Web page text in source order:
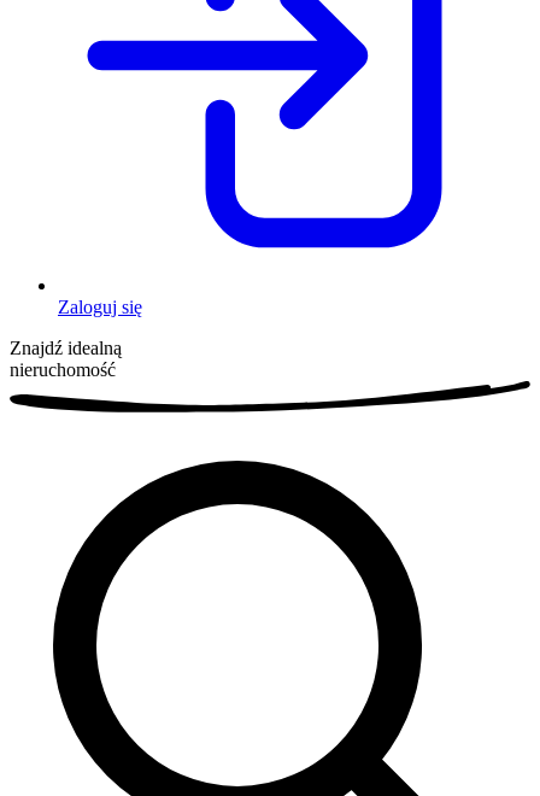
Zaloguj się
Znajdź idealną
nieruchomość